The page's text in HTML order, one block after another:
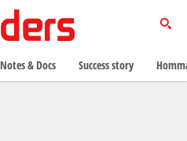
Notes & Docs Success story